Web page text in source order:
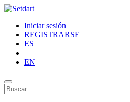
Iniciar sesión
REGISTRARSE
ES
|
EN